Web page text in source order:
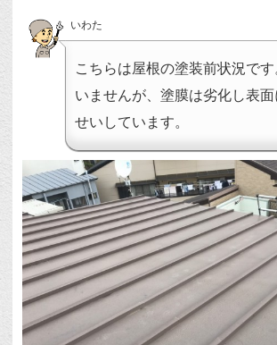
いわた
こちらは屋根の塗装前状況で
いませんが、塗膜は劣化し表
せいしています。